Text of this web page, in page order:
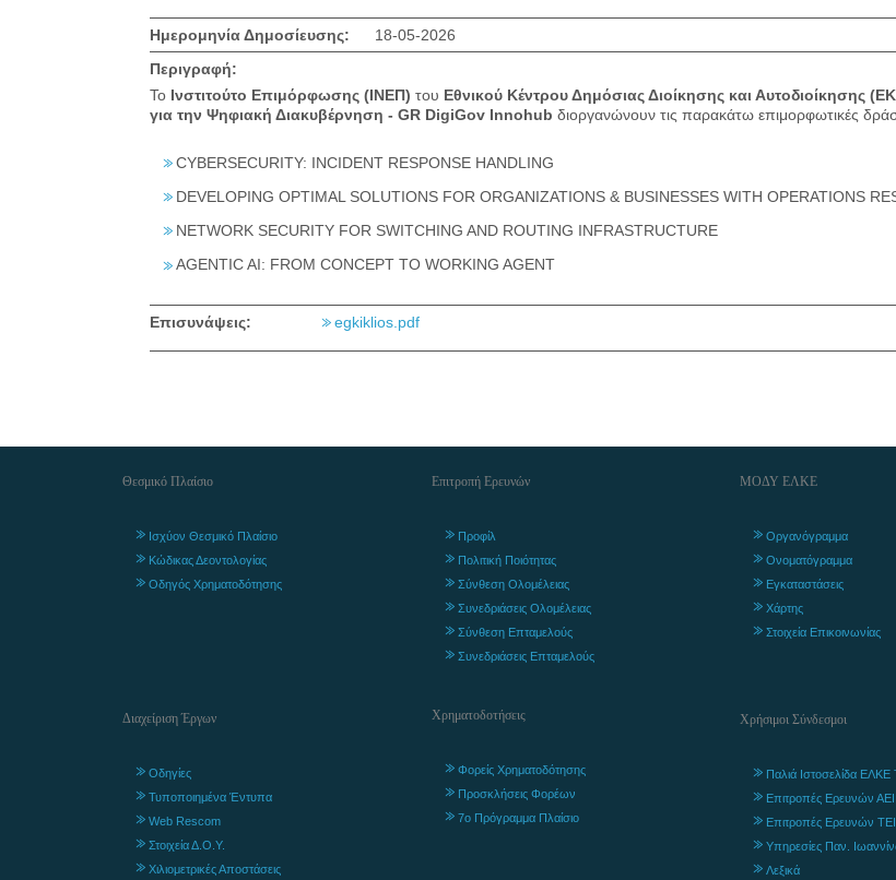
Ημερομηνία Δημοσίευσης:
18-05-2026
Περιγραφή:
Το Ινστιτούτο Επιμόρφωσης (ΙΝΕΠ) του Εθνικού Κέντρου Δημόσιας Διοίκησης και Αυτοδιοίκησης
για την Ψηφιακή Διακυβέρνηση - GR DigiGov Innohub διοργανώνουν τις παρακάτω επιμορφωτικές
CYBERSECURITY: INCIDENT RESPONSE HANDLING
DEVELOPING OPTIMAL SOLUTIONS FOR ORGANIZATIONS & BUSINESSES WITH OPERATIONS
NETWORK SECURITY FOR SWITCHING AND ROUTING INFRASTRUCTURE
AGENTIC AI: FROM CONCEPT TO WORKING AGENT
Επισυνάψεις: egkiklios.pdf
Θεσμικό Πλαίσιο
Ισχύον Θεσμικό Πλαίσιο
Κώδικας Δεοντολογίας
Οδηγός Χρηματοδότησης
Διαχείριση Έργων
Οδηγίες
Τυποποιημένα Έντυπα
Web Rescom
Στοιχεία Δ.Ο.Υ.
Χιλιομετρικές Αποστάσεις
Επιτροπή Ερευνών
Προφίλ
Πολιτική Ποιότητας
Σύνθεση Ολομέλειας
Συνεδριάσεις Ολομέλειας
Σύνθεση Επταμελούς
Συνεδριάσεις Επταμελούς
Χρηματοδοτήσεις
Φορείς Χρηματοδότησης
Προσκλήσεις Φορέων
7ο Πρόγραμμα Πλαίσιο
ΜΟΔΥ ΕΛΚΕ
Οργανόγραμμα
Ονοματόγραμμα
Εγκαταστάσεις
Χάρτης
Στοιχεία Επικοινωνίας
Χρήσιμοι Σύνδεσμοι
Παλιά Ιστοσελίδα
Επιτροπές Ερευνών ΑΕΙ
Επιτροπές Ερευνών ΤΕΙ
Υπηρεσίες Παν.
Λεξικά